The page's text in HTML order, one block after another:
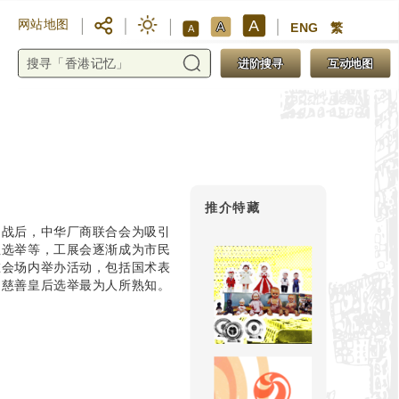
网站地图 A A A ENG 繁
进阶搜寻 互动地图
后，中华厂商联合会为吸引
举等，工展会逐渐成为市民
场内举办活动，包括国术表
善皇后选举最为人所熟知。
推介特藏